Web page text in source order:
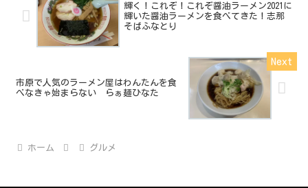
輝く！これぞ！これぞ醤油ラーメン2021に
輝いた醤油ラーメンを食べてきた！志那
そばふなとり
市原で人気のラーメン屋はわんたんを食
べなきゃ始まらない らぁ麺ひなた
ホーム グルメ